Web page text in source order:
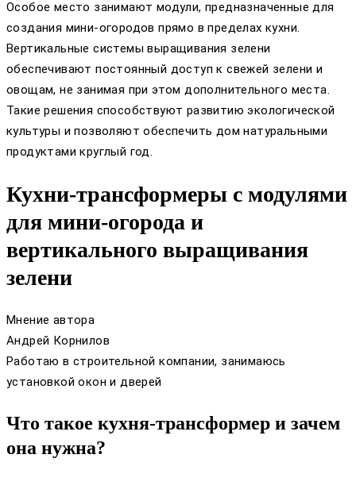
Особое место занимают модули, предназначенные для
создания мини-огородов прямо в пределах кухни.
Вертикальные системы выращивания зелени
обеспечивают постоянный доступ к свежей зелени и
овощам, не занимая при этом дополнительного места.
Такие решения способствуют развитию экологической
культуры и позволяют обеспечить дом натуральными
продуктами круглый год.
Кухни-трансформеры с модулями
для мини-огорода и
вертикального выращивания
зелени
Мнение автора
Андрей Корнилов
Работаю в строительной компании, занимаюсь
установкой окон и дверей
Что такое кухня-трансформер и зачем
она нужна?